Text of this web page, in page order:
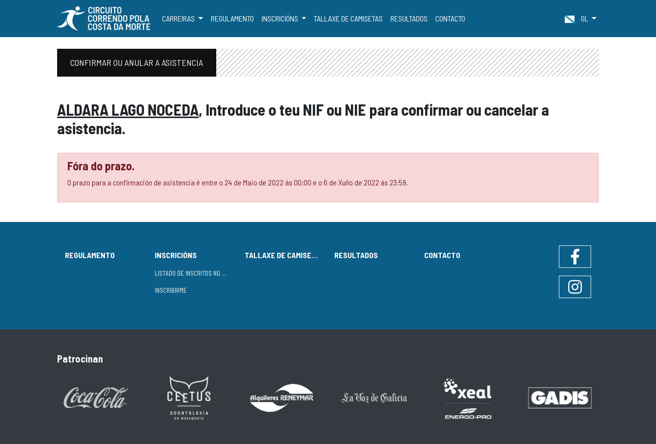
CARREIRAS REGULAMENTO INSCRICIÓNS TALLAXE DE CAMISETAS RESULTADOS CONTACTO GL
CONFIRMAR OU ANULAR A ASISTENCIA
ALDARA LAGO NOCEDA, Introduce o teu NIF ou NIE para confirmar ou cancelar a
asistencia.
Fóra do prazo.
O prazo para a confirmación de asistencia é entre o 24 de Maio de 2022 ás 00:00 e o 6 de Xuño de 2022 ás 23:59.
REGULAMENTO INSCRICIÓNS
LISTADO DE INSCRITOS NO CIRCUÍTO
INSCRIBIRME
TALLAXE DE CAMISETAS RESULTADOS CONTACTO
Instagram
Patrocinan